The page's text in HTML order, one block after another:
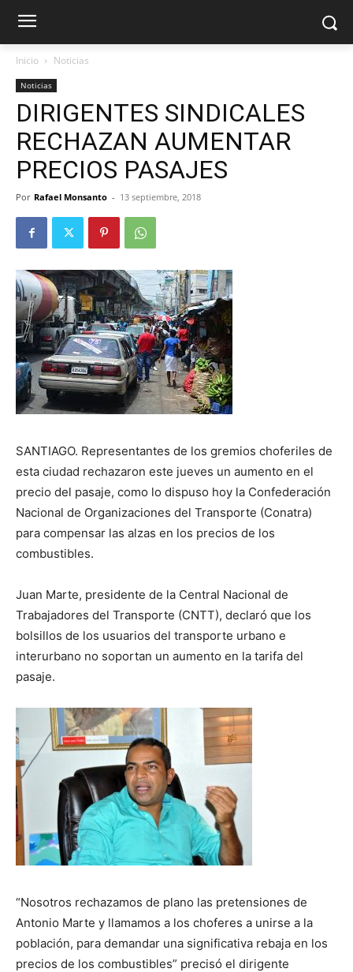
Inicio Noticias
Noticias
DIRIGENTES SINDICALES
RECHAZAN AUMENTAR
PRECIOS PASAJES
Por Rafael Monsanto - 13 septiembre, 2018
SANTIAGO. Representantes de los gremios choferiles de
esta ciudad rechazaron este jueves un aumento en el
precio del pasaje, como lo dispuso hoy la Confederación
Nacional de Organizaciones del Transporte (Conatra)
para compensar las alzas en los precios de los
combustibles.
Juan Marte, presidente de la Central Nacional de
Trabajadores del Transporte (CNTT), declaró que los
bolsillos de los usuarios del transporte urbano e
interurbano no soportan un aumento en la tarifa del
pasaje.
“Nosotros rechazamos de plano las pretensiones de
Antonio Marte y llamamos a los choferes a unirse a la
población, para demandar una significativa rebaja en los
precios de los combustibles” precisó el dirigente